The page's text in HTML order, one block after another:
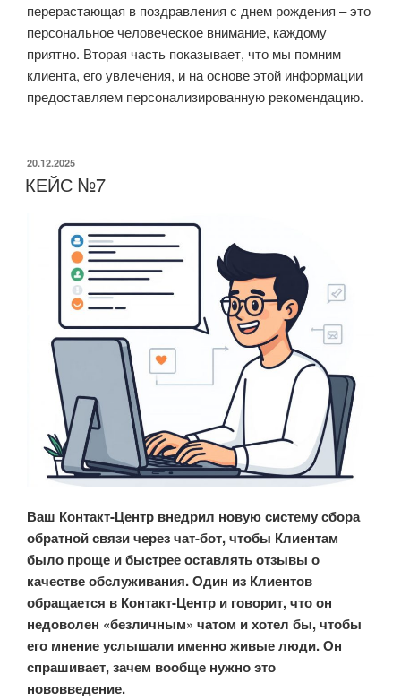
перерастающая в поздравления с днем рождения – это
персональное человеческое внимание, каждому
приятно. Вторая часть показывает, что мы помним
клиента, его увлечения, и на основе этой информации
предоставляем персонализированную рекомендацию.
ОПУБЛИКОВАНО
20.12.2025
КЕЙС №7
Ваш Контакт-Центр внедрил новую систему сбора
обратной связи через чат-бот, чтобы Клиентам
было проще и быстрее оставлять отзывы о
качестве обслуживания. Один из Клиентов
обращается в Контакт-Центр и говорит, что он
недоволен «безличным» чатом и хотел бы, чтобы
его мнение услышали именно живые люди. Он
спрашивает, зачем вообще нужно это
нововведение.